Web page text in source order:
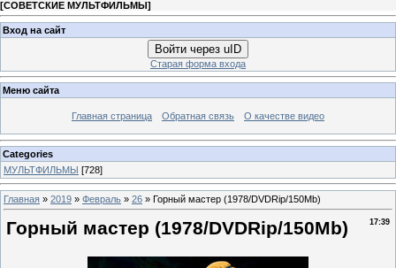
[СОВЕТСКИЕ МУЛЬТФИЛЬМЫ]
Вход на сайт
Войти через uID
Старая форма входа
Меню сайта
Главная страница Обратная связь О качестве видео
Categories
МУЛЬТФИЛЬМЫ [728]
Главная » 2019 » Февраль » 26 » Горный мастер (1978/DVDRip/150Mb)
17:39
Горный мастер (1978/DVDRip/150Mb)